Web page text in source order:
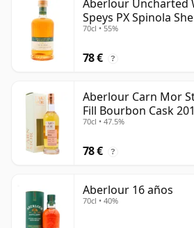
Aberlour Uncharted
Speys PX Spinola
70cl • 55%
78 € ?
Aberlour Carn Mor
Fill Bourbon Cask
70cl • 47.5%
78 € ?
Aberlour 16 años
70cl • 40%